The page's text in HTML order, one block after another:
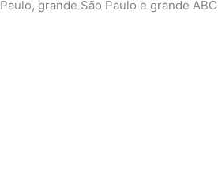
Paulo, grande São Paulo e grande